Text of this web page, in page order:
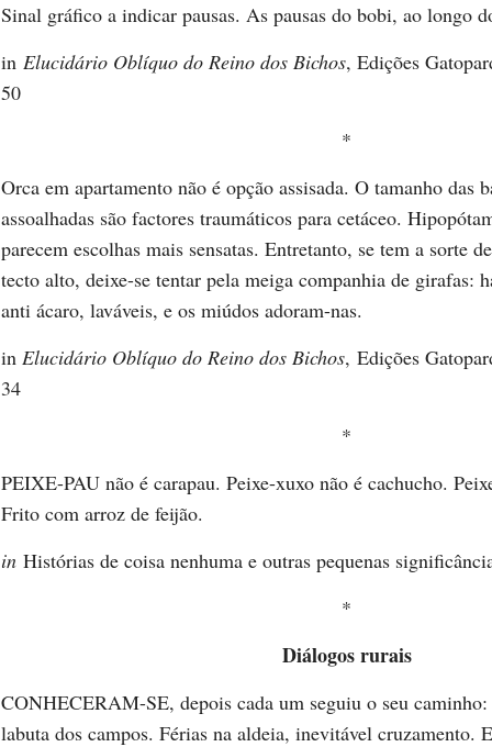
Sinal gráfico a indicar pausas. As pausas do bobi, ao longo
inElucidário Oblíquo do Reino dos Bichos, Edições
50
*
Orca em apartamento não é opção assisada. O tamanho das
assoalhadas são factores traumáticos para cetáceo.
parecem escolhas mais sensatas. Entretanto, se tem a sorte
tecto alto, deixe-se tentar pela meiga companhia de girafas:
anti ácaro, laváveis, e os miúdos adoram-nas.
inElucidário Oblíquo do Reino dos Bichos, Edições
34
*
PEIXE-PAU não é carapau. Peixe-xuxo não é cachucho.
Frito com arroz de feijão.
inHistórias de coisa nenhuma e outras pequenas
*
Diálogos rurais
CONHECERAM-SE, depois cada um seguiu o seu
labuta dos campos. Férias na aldeia, inevitável cruzamento.